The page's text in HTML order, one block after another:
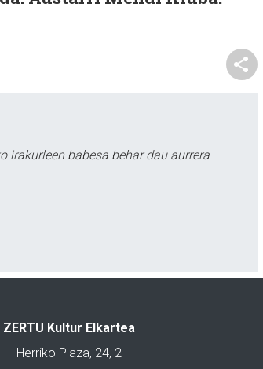
irakurleen babesa behar dau aurrera
ZERTU Kultur Elkartea
Herriko Plaza, 24, 2